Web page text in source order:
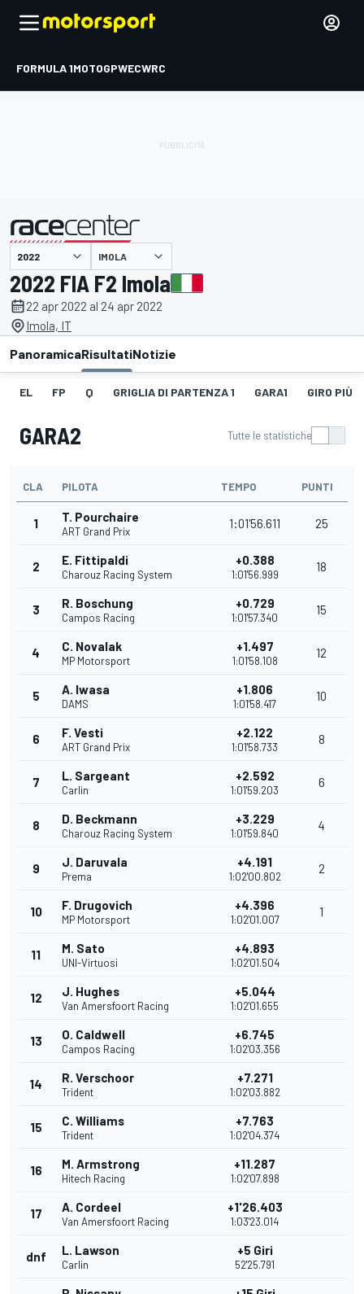
FORMULA 1MOTOGPWECWRC
presentato da IMOLA
2022 FIA F2 Imola
22 apr 2022 al 24 apr 2022
Imola, IT
PanoramicaRisultatiNotizie
EL FP Q GRIGLIA DI PARTENZA 1 GARA1 GIRO PIÙ
GARA2 Tutte le statistiche
CLA PILOTA TEMPO PUNTI
1 T. Pourchaire
ART Grand Prix
1:01'56.611 25
2 E. Fittipaldi
Charouz Racing System
+0.388
1:01'56.999
18
3 R. Boschung
Campos Racing
+0.729
1:01'57.340
15
4 C. Novalak
MP Motorsport
+1.497
1:01'58.108
12
5 A. Iwasa
DAMS
+1.806
1:01'58.417
10
6 F. Vesti
ART Grand Prix
+2.122
1:01'58.733
8
7 L. Sargeant
Carlin
+2.592
1:01'59.203
6
8 D. Beckmann
Charouz Racing System
+3.229
1:01'59.840
4
9 J. Daruvala
Prema
+4.191
1:02'00.802
2
10 F. Drugovich
MP Motorsport
+4.396
1:02'01.007
1
11 M. Sato
UNI-Virtuosi
+4.893
1:02'01.504
12 J. Hughes
Van Amersfoort Racing
+5.044
1:02'01.655
13 O. Caldwell
Campos Racing
+6.745
1:02'03.356
14 R. Verschoor
Trident
+7.271
1:02'03.882
15 C. Williams
Trident
+7.763
1:02'04.374
16 M. Armstrong
Hitech Racing
+11.287
1:02'07.898
17 A. Cordeel
Van Amersfoort Racing
+1'26.403
1:03'23.014
dnf L. Lawson
Carlin
+5 Giri
52'25.791